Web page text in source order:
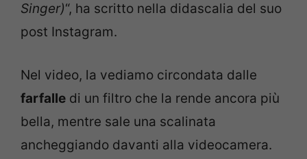
Singer)“, ha scritto nella didascalia del suo
post Instagram.
Nel video, la vediamo circondata dalle
farfalle di un filtro che la rende ancora più
bella, mentre sale una scalinata
ancheggiando davanti alla videocamera.